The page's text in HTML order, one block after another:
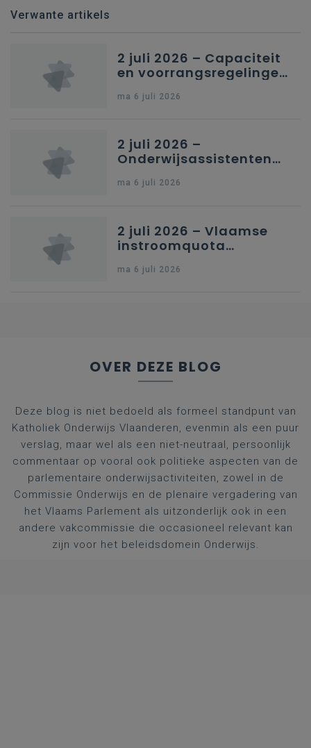
Verwante artikels
2 juli 2026 – Capaciteit
en voorrangsregelingen
secundair onderwijs in
ma 6 juli 2026
2 juli 2026 –
Onderwijsassistenten
kleuteronderwijs
ma 6 juli 2026
2 juli 2026 – Vlaamse
instroomquota
federale RIZIV-
ma 6 juli 2026
OVER DEZE BLOG
Deze blog is niet bedoeld als formeel standpunt van
Katholiek Onderwijs Vlaanderen, evenmin als een puur
verslag, maar wel als een niet-neutraal, persoonlijk
commentaar op vooral ook politieke aspecten van de
parlementaire onderwijsactiviteiten, zowel in de
Commissie Onderwijs en de plenaire vergadering van
het Vlaams Parlement als uitzonderlijk ook in een
andere vakcommissie die occasioneel relevant kan
zijn voor het beleidsdomein Onderwijs.